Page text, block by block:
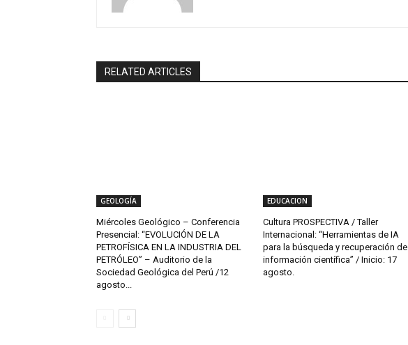
RELATED ARTICLES
GEOLOGÍA
Miércoles Geológico – Conferencia
Presencial: “EVOLUCIÓN DE LA
PETROFÍSICA EN LA INDUSTRIA DEL
PETRÓLEO” – Auditorio de la
Sociedad Geológica del Perú /12
agosto...
EDUCACION
Cultura PROSPECTIVA / Taller
Internacional: “Herramientas de IA
para la búsqueda y recuperación de
información científica” / Inicio: 17
agosto.